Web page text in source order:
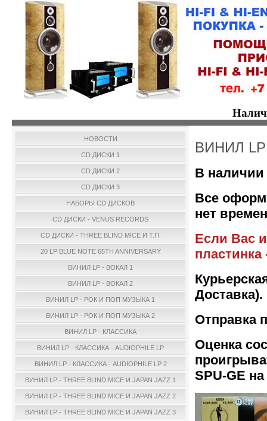
НОВОСТИ
CD ДИСКИ 1
CD ДИСКИ 2
CD ДИСКИ 3
НАБОРЫ CD ДИСКОВ
CD ДИСКИ - VENUS RECORDS
CD ДИСКИ - THREE BLIND MICE И Т.П.
20 LP BLUE NOTE 65TH ANNIVERSARY
ВИНИЛ LP - ВОКАЛ 1
ВИНИЛ LP - ВОКАЛ 2
ВИНИЛ LP - РОК И ПОП МУЗЫКА 1
ВИНИЛ LP - РОК И ПОП МУЗЫКА 2
ВИНИЛ LP - КЛАССИКА
ВИНИЛ LP - КЛАССИКА - AUDIOPHILE LP
ВИНИЛ LP - КЛАССИКА - AUDIOPHILE LP 2
ВИНИЛ LP - THREE BLIND MICE И JAPAN JAZZ 1
ВИНИЛ LP - THREE BLIND MICE И JAPAN JAZZ 2
ВИНИЛ LP - THREE BLIND MICE И JAPAN JAZZ 3
ВИНИЛ
В наличии
Все
нет
Если Вас
Доставка).
Отправка
Оценка
SPU-GE